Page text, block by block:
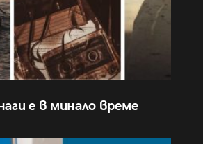
е в минало време